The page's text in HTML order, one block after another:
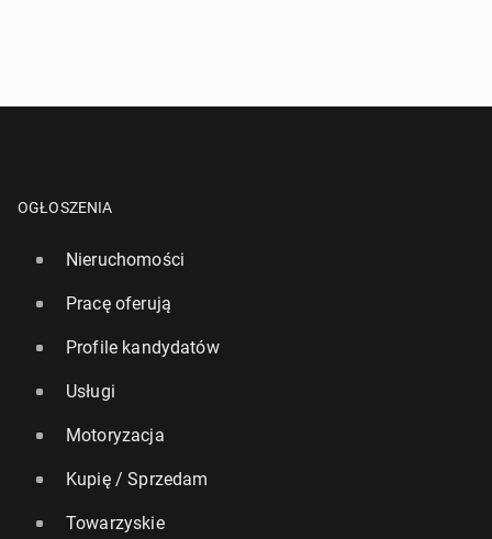
OGŁOSZENIA
Nieruchomości
Pracę oferują
Profile kandydatów
Usługi
Motoryzacja
Kupię / Sprzedam
Towarzyskie